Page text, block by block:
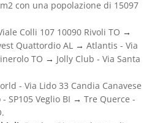
con una popolazione di 15097
Colli 107 10090 Rivoli TO →
Quattordio AL → Atlantis - Via
TO → Jolly Club - Via Santa
- Via Lido 33 Candia Canavese
SP105 Veglio BI → Tre Querce -